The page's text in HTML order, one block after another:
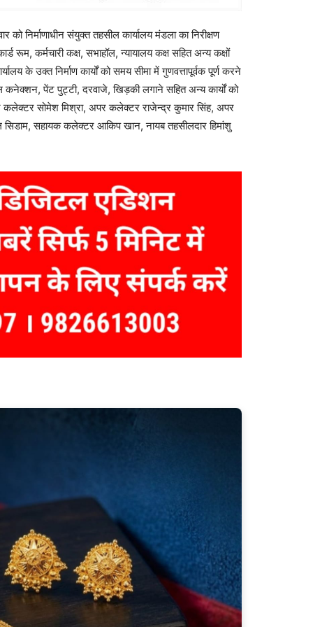
निर्माणाधीन संयुक्त तहसील कार्यालय मंडला का निरीक्षण
रूम, कर्मचारी कक्ष, सभाहॉल, न्यायालय कक्ष सहित अन्य कक्षों
के उक्त निर्माण कार्यों को समय सीमा में गुणवत्तापूर्वक पूर्ण करने
कनेक्शन, पेंट पुट्टी, दरवाजे, खिड़की लगाने सहित अन्य कार्यों को
सोमेश मिश्रा, अपर कलेक्टर राजेन्द्र कुमार सिंह, अपर
सहायक कलेक्टर आकिप खान, नायब तहसीलदार हिमांशु